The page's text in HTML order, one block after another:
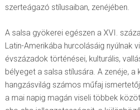
szerteágazó stílusaiban, zenéjében.
A salsa gyökerei egészen a XVI.
Latin-Amerikába hurcolásáig nyúlnak
évszázadok történései, kulturális,
bélyeget a salsa stílusára. A zenéje, a
hangzásvilág számos műfaj
a mai napig magán viseli többek